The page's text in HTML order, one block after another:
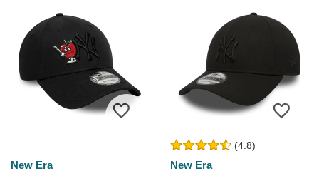
New Era
(4.8)
New Era